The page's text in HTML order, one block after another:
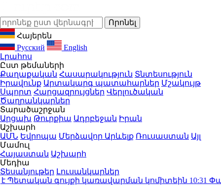
Հայերեն
Русский
English
Լրահոս
Ըստ թեմաների
Քաղաքական Հասարակություն Տնտեսություն
Իրավունք Արտակարգ պատահարներ Մշակույթ
Սպորտ Հարցազրույցներ Վերլուծական
Ծաղրանկարներ
Տարածաշրջան
Արցախ Թուրքիա Ադրբեջան Իրան
Աշխարհ
ԱՄՆ Եվրոպա Մերձավոր Արևելք Ռուսաստան Այլ
Մամուլ
Հայաստան Աշխարհ
Մեդիա
Տեսանյութեր Լուսանկարներ
գույքի կառավարման կոմիտեին10:31